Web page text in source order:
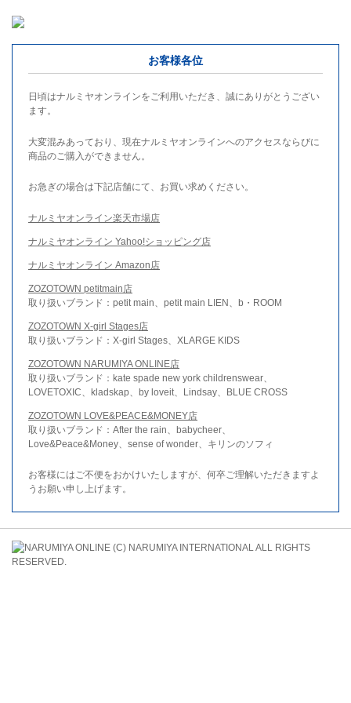
お客様各位
日頃はナルミヤオンラインをご利用いただき、誠にありがとうござい
ます。
大変混みあっており、現在ナルミヤオンラインへのアクセスならびに
商品のご購入ができません。
お急ぎの場合は下記店舗にて、お買い求めください。
ナルミヤオンライン楽天市場店
ナルミヤオンライン Yahoo!ショッピング店
ナルミヤオンライン Amazon店
ZOZOTOWN petitmain店
取り扱いブランド：petit main、petit main LIEN、b・ROOM
ZOZOTOWN X-girl Stages店
取り扱いブランド：X-girl Stages、XLARGE KIDS
ZOZOTOWN NARUMIYA ONLINE店
取り扱いブランド：kate spade new york childrenswear、
LOVETOXIC、kladskap、by loveit、Lindsay、BLUE CROSS
ZOZOTOWN LOVE&PEACE&MONEY店
取り扱いブランド：After the rain、babycheer、
Love&Peace&Money、sense of wonder、キリンのソフィ
お客様にはご不便をおかけいたしますが、何卒ご理解いただきますよ
うお願い申し上げます。